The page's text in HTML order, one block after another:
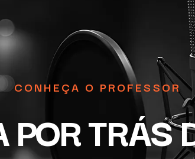
CONHEÇA O PROFESSOR
TRÁS